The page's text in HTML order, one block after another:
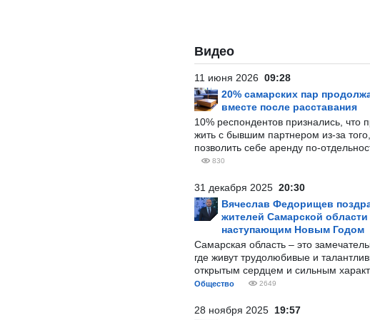
Видео
11 июня 2026 09:28
20% самарских пар
вместе после расставания
10% респондентов признались, что
жить с бывшим партнером из-за
позволить себе аренду по-
830
31 декабря 2025 20:30
Вячеслав Федорищев
жителей Самарской области
наступающим Новым Годом
Самарская область – это
где живут трудолюбивые и
открытым сердцем и сильным
Общество 2649
28 ноября 2025 19:57